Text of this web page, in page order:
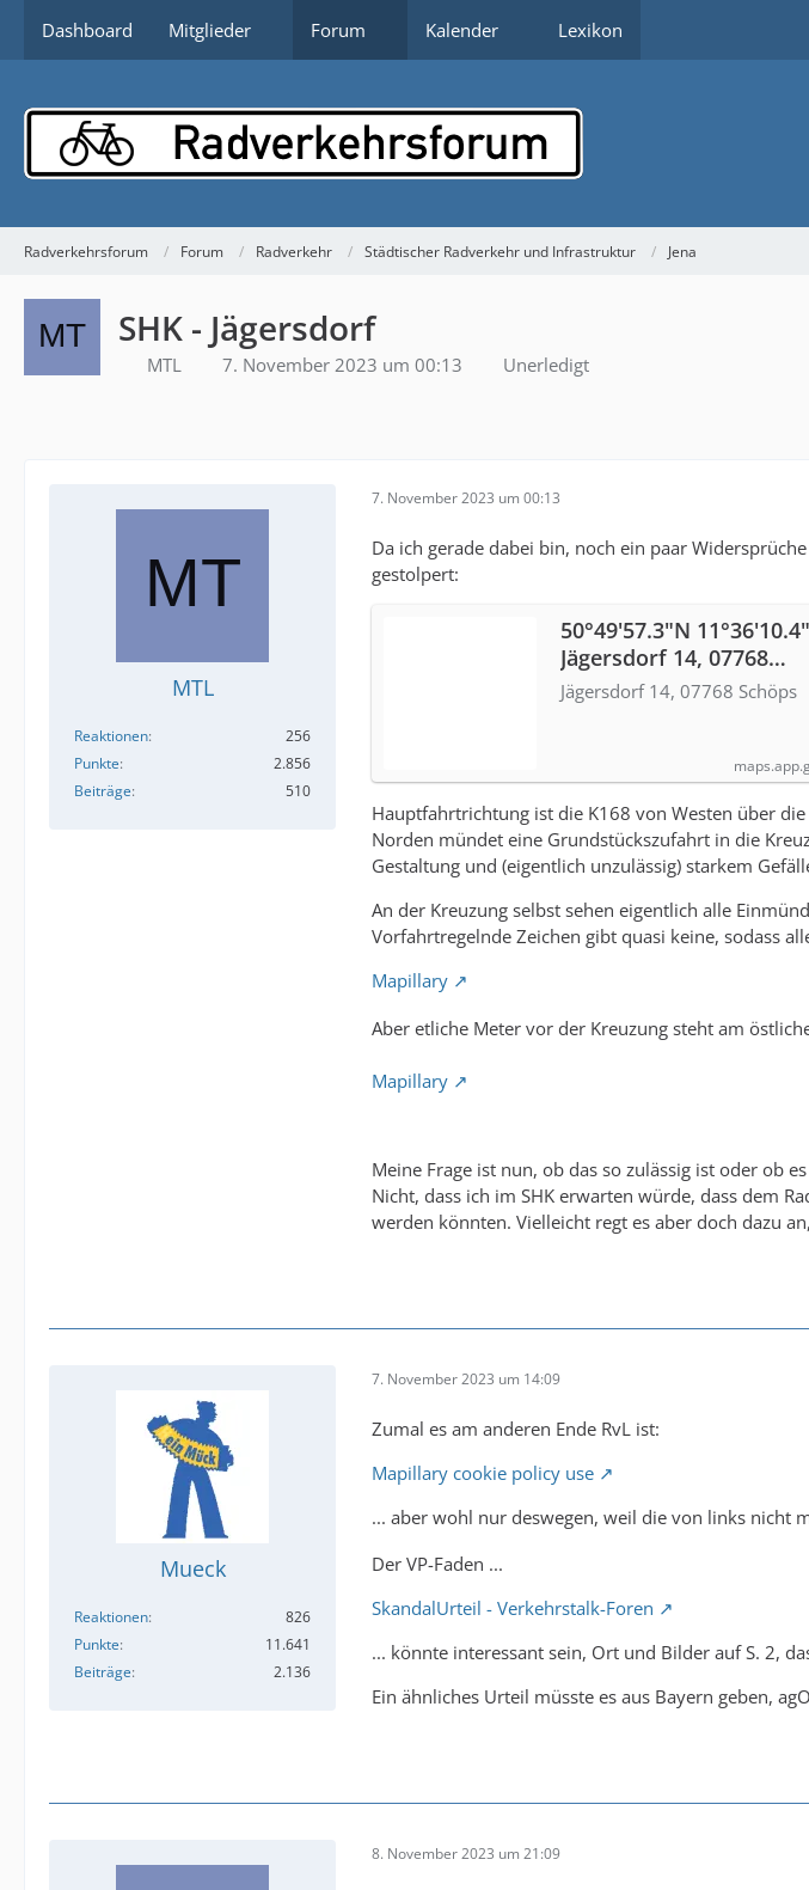
Dashboard Mitglieder Forum Kalender Lexikon
Radverkehrsforum Forum Radverkehr Städtischer Radverkehr und Infrastruktur Jena
SHK - Jägersdorf
MTL 7. November 2023 um 00:13 Unerledigt
MTL
Reaktionen
256
Punkte
2.856
Beiträge
510
7. November 2023 um 00:13
Da ich gerade dabei bin, noch ein paar
gestolpert:
50°49'57.3"N
Jägersdorf 14, 07768
Schöps
Jägersdorf 14, 07768 Schöps
Hauptfahrtrichtung ist die K168 von Westen über
Norden mündet eine Grundstückszufahrt in die
Gestaltung und (eigentlich unzulässig) starkem
An der Kreuzung selbst sehen eigentlich alle
Vorfahrtregelnde Zeichen gibt quasi keine, sodass
Mapillary
Aber etliche Meter vor der Kreuzung steht am
Mapillary
Meine Frage ist nun, ob das so zulässig ist oder ob
Nicht, dass ich im SHK erwarten würde, dass dem
werden könnten. Vielleicht regt es aber doch dazu
Mueck
Reaktionen
826
Punkte
11.641
Beiträge
2.136
7. November 2023 um 14:09
Zumal es am anderen Ende RvL ist:
Mapillary cookie policy use
... aber wohl nur deswegen, weil die von links nicht
Der VP-Faden ...
SkandalUrteil - Verkehrstalk-Foren
... könnte interessant sein, Ort und Bilder auf S. 2,
Ein ähnliches Urteil müsste es aus Bayern geben,
8. November 2023 um 21:09